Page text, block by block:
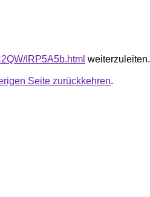
IRP5A5b.html weiterzuleiten.
Seite zurückkehren.